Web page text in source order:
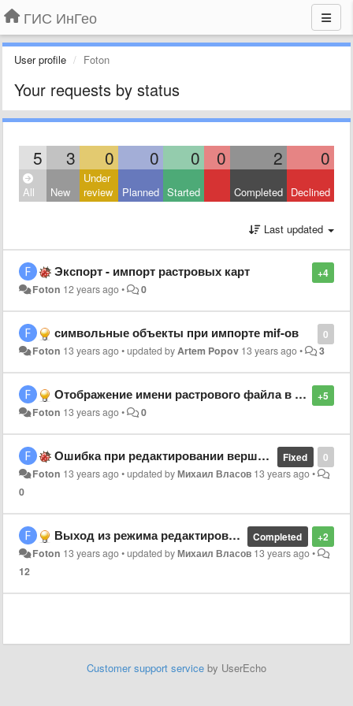
ГИС ИнГео
User profile Foton
Your requests by status
5 3 0 0 0 0 2 0
All New
Under
review
Planned Started Completed Declined
Last updated
+4
Экспорт - импорт растровых карт
Foton 12 years ago• 0
0
символьные объекты при импорте mif-ов
Foton 13 years ago•updated byArtem Popov 13 years ago• 3
+5
Отображение имени растрового файла в статусной строке
Foton 13 years ago• 0
0
Fixed
Ошибка при редактировании вершин объекта
Foton 13 years ago•updated byМихаил Власов 13 years ago•
0
+2
Completed
Выход из режима редактирования
Foton 13 years ago•updated byМихаил Власов 13 years ago•
12
Customer support service by UserEcho